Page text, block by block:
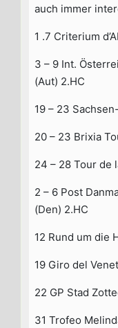
auch immer
1 .7 Criterium
3 – 9 Int.
(Aut) 2.HC
19 – 23
20 – 23 Brixia
24 – 28 Tour de
2 – 6 Post
(Den) 2.HC
12 Rund um die
19 Giro del
22 GP Stad
31 Trofeo